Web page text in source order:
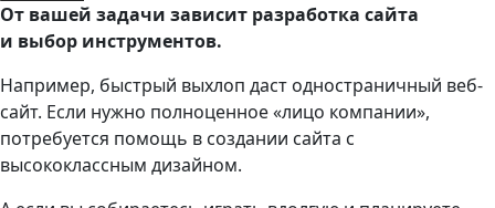
От вашей задачи зависит разработка сайта
и выбор инструментов.
Например, быстрый выхлоп даст одностраничный веб-
сайт. Если нужно полноценное «лицо компании»,
потребуется помощь в создании сайта с
высококлассным дизайном.